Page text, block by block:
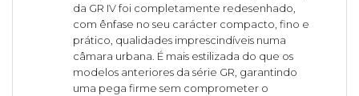
da GR IV foi completamente redesenhado,
com ênfase no seu carácter compacto, fino e
prático, qualidades imprescindíveis numa
câmara urbana. É mais estilizada do que os
modelos anteriores da série GR, garantindo
uma pega firme sem comprometer o